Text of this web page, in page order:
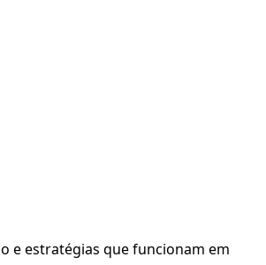
e estratégias que funcionam em